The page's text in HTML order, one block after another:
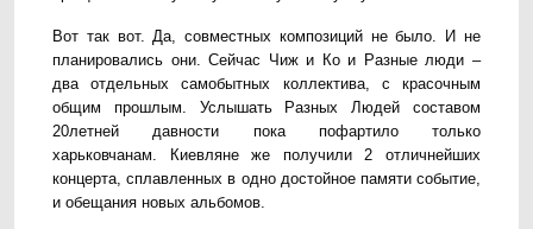
Вот так вот. Да, совместных композиций не было. И не
планировались они. Сейчас Чиж и Ко и Разные люди –
два отдельных самобытных коллектива, с красочным
общим прошлым. Услышать Разных Людей составом
20летней давности пока пофартило только
харьковчанам. Киевляне же получили 2 отличнейших
концерта, сплавленных в одно достойное памяти событие,
и обещания новых альбомов.